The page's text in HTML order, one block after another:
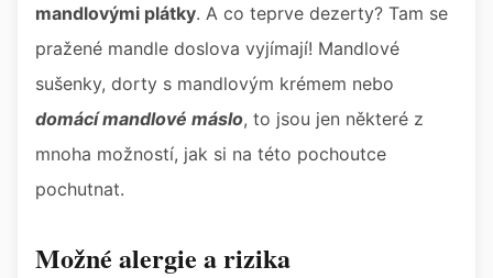
mandlovými plátky. A co teprve dezerty? Tam se
pražené mandle doslova vyjímají! Mandlové
sušenky, dorty s mandlovým krémem nebo
domácí mandlové máslo, to jsou jen některé z
mnoha možností, jak si na této pochoutce
pochutnat.
Možné alergie a rizika